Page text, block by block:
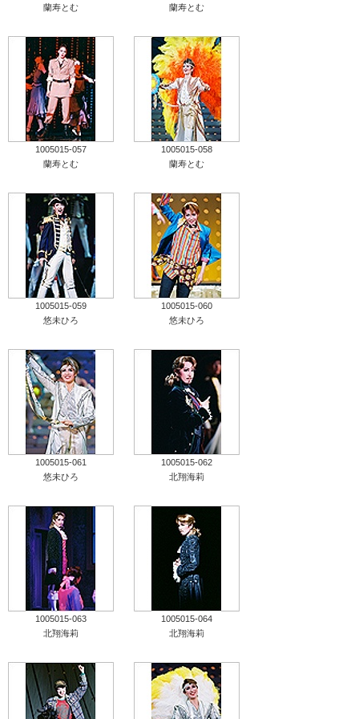
蘭寿とむ 蘭寿とむ
1005015-057
蘭寿とむ
1005015-058
蘭寿とむ
1005015-059
悠未ひろ
1005015-060
悠未ひろ
1005015-061
悠未ひろ
1005015-062
北翔海莉
1005015-063
北翔海莉
1005015-064
北翔海莉